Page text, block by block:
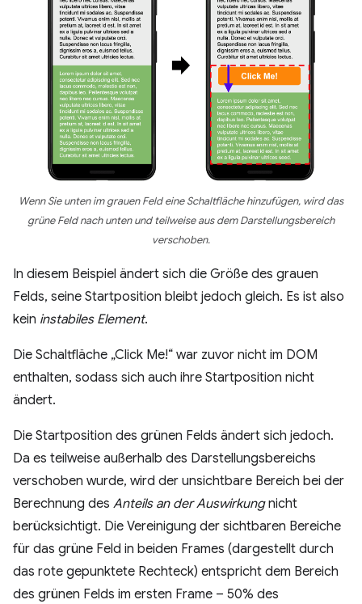
Wenn Sie unten im grauen Feld eine Schaltfläche hinzufügen, wird das
grüne Feld nach unten und teilweise aus dem Darstellungsbereich
verschoben.
In diesem Beispiel ändert sich die Größe des grauen
Felds, seine Startposition bleibt jedoch gleich. Es ist also
kein instabiles Element.
Die Schaltfläche „Click Me!“ war zuvor nicht im DOM
enthalten, sodass sich auch ihre Startposition nicht
ändert.
Die Startposition des grünen Felds ändert sich jedoch.
Da es teilweise außerhalb des Darstellungsbereichs
verschoben wurde, wird der unsichtbare Bereich bei der
Berechnung des Anteils an der Auswirkungnicht
berücksichtigt. Die Vereinigung der sichtbaren Bereiche
für das grüne Feld in beiden Frames (dargestellt durch
das rote gepunktete Rechteck) entspricht dem Bereich
des grünen Felds im ersten Frame – 50% des